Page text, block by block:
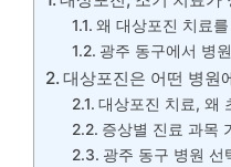
왜 대상포진 치료
광주 동구에서 병
대상포진은 어떤 병원
대상포진 치료, 왜
증상별 진료 과목
광주 동구 병원 선